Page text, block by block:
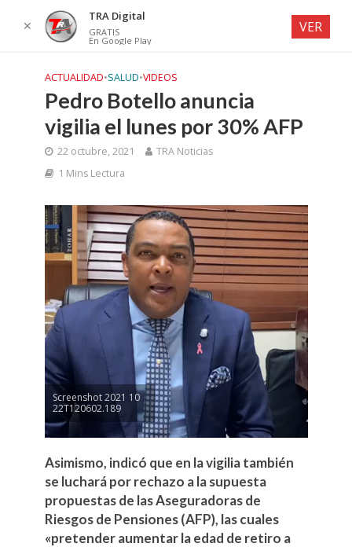
ACTUALIDAD•SALUD•VIDEOS
Pedro Botello anuncia
vigilia el lunes por 30% AFP
22 octubre, 2021
TRA Noticias
1 Mins Lectura
Screenshot 2021 10
22T120602.189
Asimismo, indicó que en la vigilia también
se luchará por rechazo a la supuesta
propuestas de las Aseguradoras de
Riesgos de Pensiones (AFP), las cuales
«pretender aumentar la edad de retiro a
✕
TRA Digital
GRATIS
En Google Play
VER